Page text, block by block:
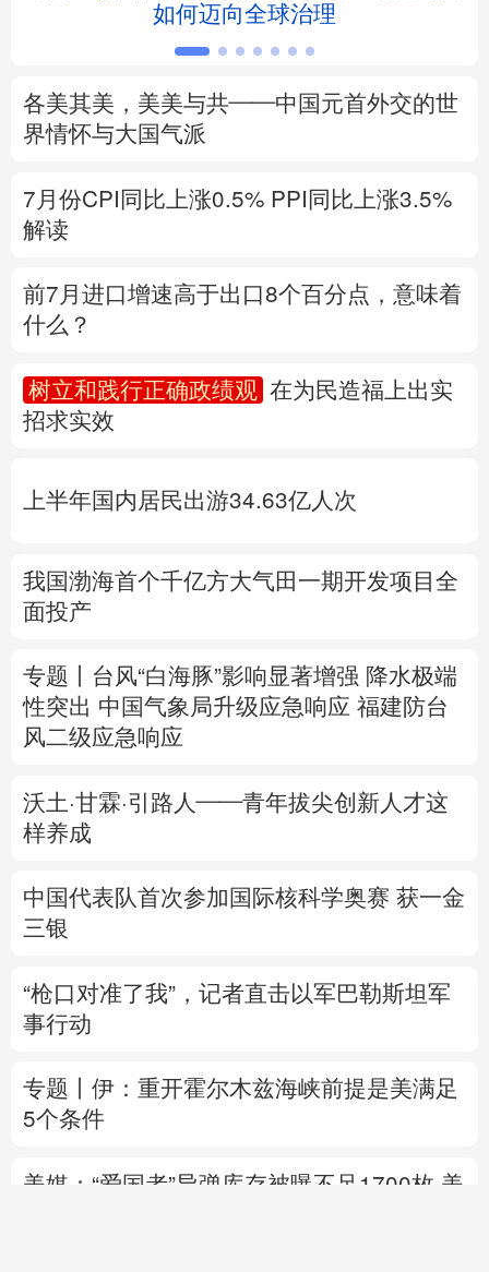
河南 湖北
四川 贵州
陕西 甘肃 青海 宁夏
新疆
多语种频道
English Español Français عربى
Deutsch Português
如何迈向全球治理
各美其美，美美与共——中国元首外交的世
界情怀与大国气派
7月份CPI同比上涨0.5% PPI同比上涨3.5%
解读
前7月进口增速高于出口8个百分点，意味着
什么？
树立和践行正确政绩观
在为民造福上出实
招求实效
上半年国内居民出游34.63亿人次
我国渤海首个千亿方大气田一期开发项目全
面投产
专题丨 台风“白海豚”影响显著增强 降水极端
性突出 中国气象局升级应急响应 福建防台
风二级应急响应
沃土·甘霖·引路人——青年拔尖创新人才这
样养成
中国代表队首次参加国际核科学奥赛 获一金
三银
“枪口对准了我”，记者直击以军巴勒斯坦军
事行动
专题丨 伊：重开霍尔木兹海峡前提是美满足
5个条件
美媒：“爱国者”导弹库存被曝不足1700枚 美